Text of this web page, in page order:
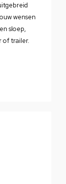
wensen
sloep,
of trailer.